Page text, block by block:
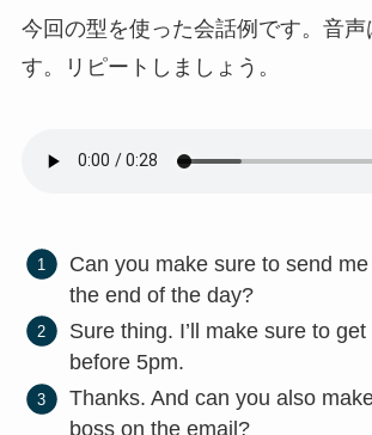
今回の型を使った会話例です。音声
す。リピートしましょう。
Can you make sure to send
the end of the day?
Sure thing. I’ll make sure to
before 5pm.
Thanks. And can you also
boss on the email?